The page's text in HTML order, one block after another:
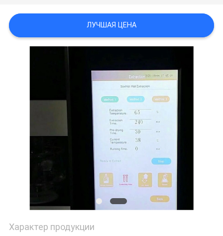
ЛУЧШАЯ ЦЕНА
Характер продукции